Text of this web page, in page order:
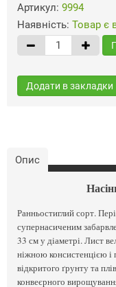
Артикул: 9994
Наявність: Товар є
Додати в закладки
Опис
Ранньостиглий сорт.
супернасиченим
33 см у діаметрі. Лист
ніжною консистенцією
відкритого ґрунту та
конвеєрного